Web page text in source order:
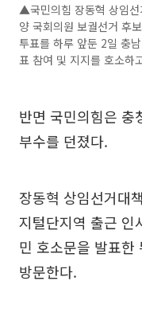
▲국민의힘 장동혁 상임선
양 국회의원 보궐선거 후
투표를 하루 앞둔 2일 충
표 참여 및 지지를 호소하
반면 국민의힘은 충
부수를 던졌다.
장동혁 상임선거대
지털단지역 출근 인
민 호소문을 발표한
방문한다.